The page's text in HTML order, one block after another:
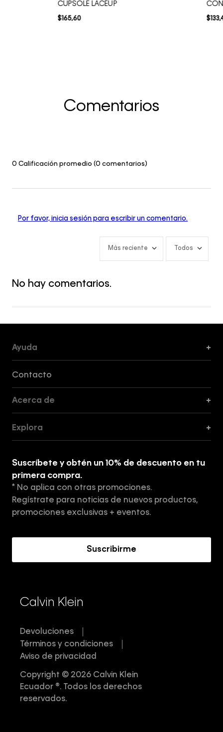
CUPSOLE LACEUP
$165,60 $133,
Comentarios
0 Calificación promedio (0 comentarios)
Por favor, inicia sesión para escribir un comentario.
Más reciente Todos
No hay comentarios.
Ayuda +
Contacto
Acerca de +
Tiendas
Aviso de privacidad
Términos y Condiciones
Explora +
Suscríbete y obtén un 10% de descuento en tu
primera compra.
* No aplica con otras promociones.
Regístrate para noticias de nuevos productos,
promociones exclusivas + eventos.
Suscribirme
Calvin Klein
Devoluciones
Términos y condiciones
Aviso de privacidad
Copyright © 2026 Calvin Klein
Ecuador ®. Todos los derechos
reservados.